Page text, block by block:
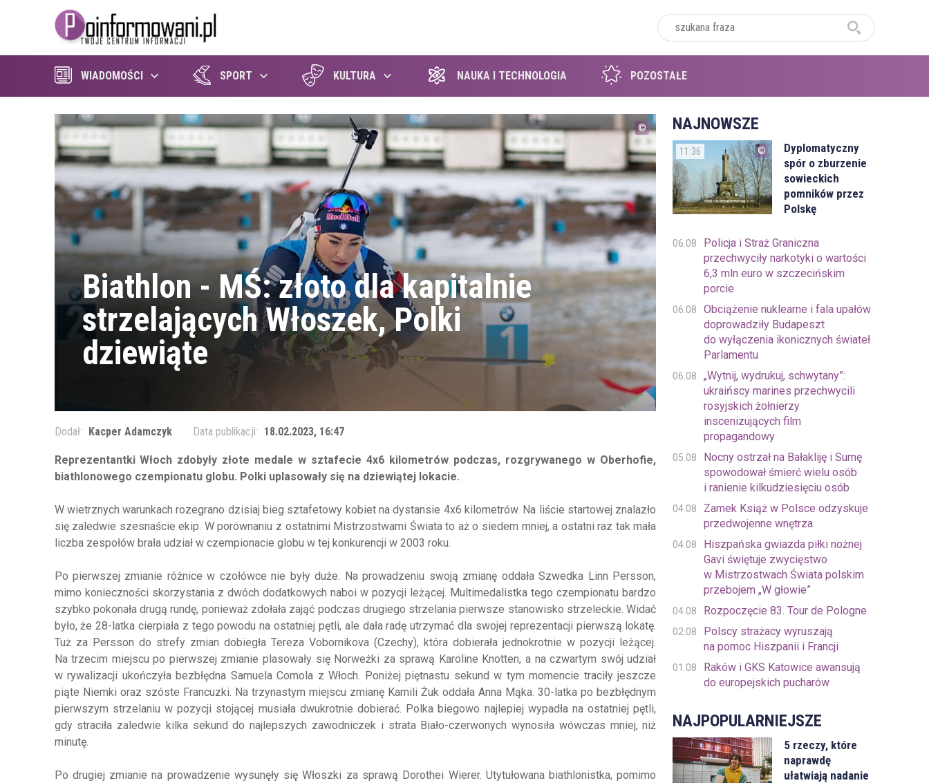
WIADOMOŚCI SPORT KULTURA NAUKA I TECHNOLOGIA POZOSTAŁE
Biathlon - MŚ: złoto dla kapitalnie
strzelających Włoszek, Polki
dziewiąte
Dodał: Kacper Adamczyk Data publikacji: 18.02.2023, 16:47
Reprezentantki Włoch zdobyły złote medale w sztafecie 4x6 kilometrów podczas, rozgrywanego w Oberhofie,
biathlonowego czempionatu globu. Polki uplasowały się na dziewiątej lokacie.
W wietrznych warunkach rozegrano dzisiaj bieg sztafetowy kobiet na dystansie 4x6 kilometrów. Na liście startowej znalazło
się zaledwie szesnaście ekip. W porównaniu z ostatnimi Mistrzostwami Świata to aż o siedem mniej, a ostatni raz tak mała
liczba zespołów brała udział w czempionacie globu w tej konkurencji w 2003 roku.
Po pierwszej zmianie różnice w czołówce nie były duże. Na prowadzeniu swoją zmianę oddała Szwedka Linn Persson,
mimo konieczności skorzystania z dwóch dodatkowych naboi w pozycji leżącej. Multimedalistka tego czempionatu bardzo
szybko pokonała drugą rundę, ponieważ zdołała zająć podczas drugiego strzelania pierwsze stanowisko strzeleckie. Widać
było, że 28-latka cierpiała z tego powodu na ostatniej pętli, ale dała radę utrzymać dla swojej reprezentacji pierwszą lokatę.
Tuż za Persson do strefy zmian dobiegła Tereza Vobornikova (Czechy), która dobierała jednokrotnie w pozycji leżącej.
Na trzecim miejscu po pierwszej zmianie plasowały się Norweżki za sprawą Karoline Knotten, a na czwartym swój udział
w rywalizacji ukończyła bezbłędna Samuela Comola z Włoch. Poniżej piętnastu sekund w tym momencie traciły jeszcze
piąte Niemki oraz szóste Francuzki. Na trzynastym miejscu zmianę Kamili Żuk oddała Anna Mąka. 30-latka po bezbłędnym
pierwszym strzelaniu w pozycji stojącej musiała dwukrotnie dobierać. Polka biegowo najlepiej wypadła na ostatniej pętli,
gdy straciła zaledwie kilka sekund do najlepszych zawodniczek i strata Biało-czerwonych wynosiła wówczas mniej, niż
minutę.
Po drugiej zmianie na prowadzenie wysunęły się Włoszki za sprawą Dorothei Wierer. Utytułowana biathlonistka, pomimo
NAJNOWSZE
11:36
Dyplomatyczny
spór o zburzenie
sowieckich
pomników przez
Polskę
06.08
Policja i Straż Graniczna
przechwyciły narkotyki o wartości
6,3 mln euro w szczecińskim
porcie
06.08
Obciążenie nuklearne i fala upałów
doprowadziły Budapeszt
do wyłączenia ikonicznych świateł
Parlamentu
06.08
„Wytnij, wydrukuj, schwytany”:
ukraińscy marines przechwycili
rosyjskich żołnierzy
inscenizujących film
propagandowy
05.08
Nocny ostrzał na Bałakliję i Sumę
spowodował śmierć wielu osób
i ranienie kilkudziesięciu osób
04.08
Zamek Książ w Polsce odzyskuje
przedwojenne wnętrza
04.08
Hiszpańska gwiazda piłki nożnej
Gavi świętuje zwycięstwo
w Mistrzostwach Świata polskim
przebojem „W głowie”
04.08 Rozpoczęcie 83. Tour de Pologne
02.08
Polscy strażacy wyruszają
na pomoc Hiszpanii i Francji
01.08
Raków i GKS Katowice awansują
do europejskich pucharów
NAJPOPULARNIEJSZE
5 rzeczy, które
naprawdę
ułatwiają nadanie